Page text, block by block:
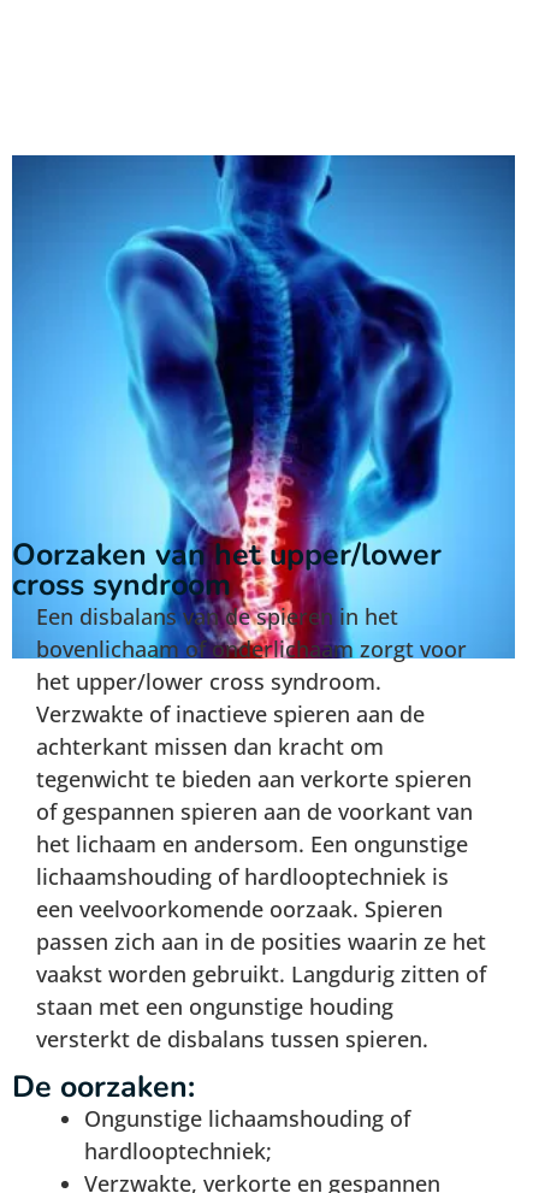
Oorzaken van het upper/lower
cross syndroom
Een disbalans van de spieren in het
bovenlichaam of onderlichaam zorgt voor
het upper/lower cross syndroom.
Verzwakte of inactieve spieren aan de
achterkant missen dan kracht om
tegenwicht te bieden aan verkorte spieren
of gespannen spieren aan de voorkant van
het lichaam en andersom. Een ongunstige
lichaamshouding of hardlooptechniek is
een veelvoorkomende oorzaak. Spieren
passen zich aan in de posities waarin ze het
vaakst worden gebruikt. Langdurig zitten of
staan met een ongunstige houding
versterkt de disbalans tussen spieren.
De oorzaken:
Ongunstige lichaamshouding of
hardlooptechniek;
Verzwakte, verkorte en gespannen